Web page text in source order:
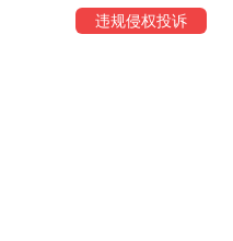
违规侵权投诉